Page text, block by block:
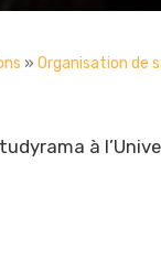
» Organisation de
à